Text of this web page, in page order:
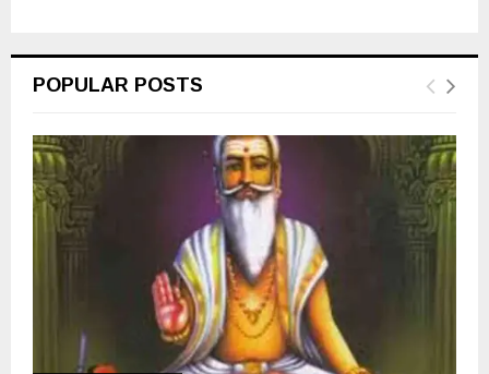
POPULAR POSTS